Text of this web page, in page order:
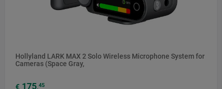
Hollyland LARK MAX 2 Solo Wireless Microphone System for
Cameras (Space Gray,
€ 175,45